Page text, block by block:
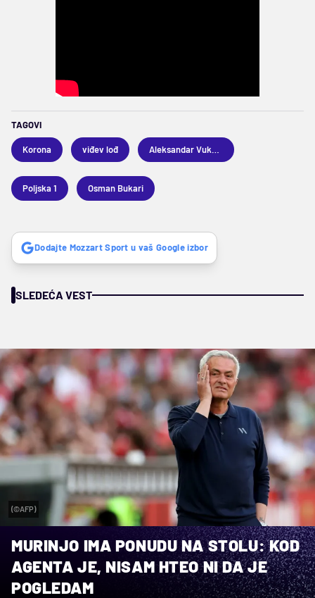
TAGOVI
Korona viđev lođ
Poljska 1 Osman Bukari
Dodajte Mozzart Sport u vaš Google izbor
SLEDEĆA VEST
(©AFP)
MURINJO IMA PONUDU NA STOLU: KOD
AGENTA JE, NISAM HTEO NI DA JE
POGLEDAM